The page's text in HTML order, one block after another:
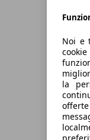
Noi e
la